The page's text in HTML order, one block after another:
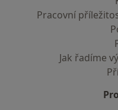
Pracovní
Jak řadíme